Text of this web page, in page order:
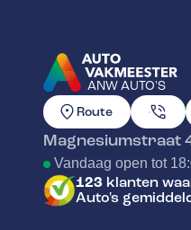
ANW AUTO'S
GA NAAR DE
Route
Magnesiumstraat
Vandaag open tot
123 klanten
Auto's